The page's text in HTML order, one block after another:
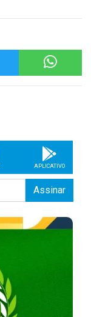
APLICATIVO
Assinar